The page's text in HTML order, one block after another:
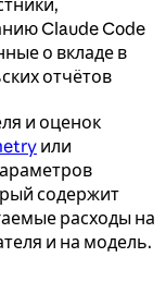
Claude Code
о вкладе в
отчётов
и оценок
или
содержит
расходы на
и на модель.